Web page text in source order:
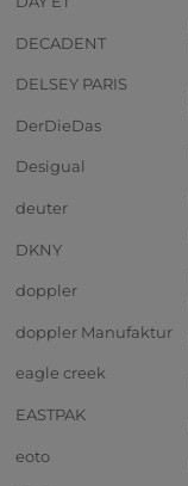
DECADENT
DELSEY PARIS
DerDieDas
Desigual
deuter
DKNY
doppler
doppler Manufaktur
eagle creek
EASTPAK
eoto